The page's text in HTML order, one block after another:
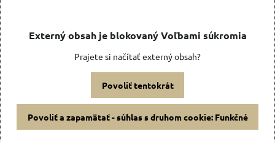
Externý obsah je blokovaný Voľbami súkromia
Prajete si načítať externý obsah?
Povoliť tentokrát
Povoliť a zapamätať - súhlas s druhom cookie: Funkčné